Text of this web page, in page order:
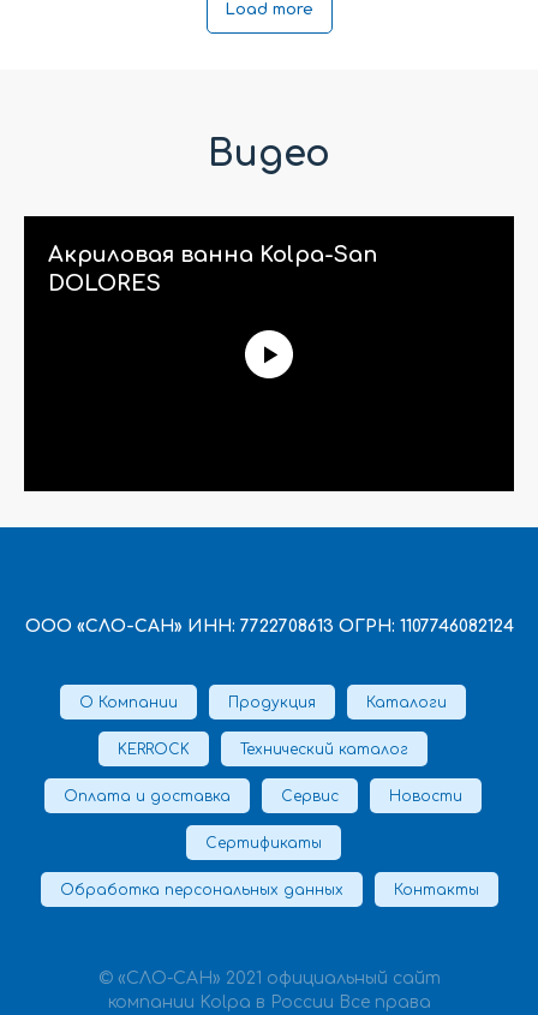
Load more
Видео
Акриловая ванна Kolpa-San
DOLORES
ООО «СЛО-САН» ИНН: 7722708613 ОГРН: 1107746082124
О Компании Продукция Каталоги
KERROCK Технический каталог
Оплата и доставка Сервис Новости
Сертификаты
Обработка персональных данных Контакты
© «СЛО-САН» 2021 официальный сайт
компании Kolpa в России Все права